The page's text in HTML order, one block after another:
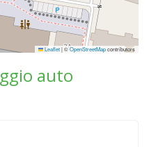
Leaflet|©OpenStreetMapcontributors
auto